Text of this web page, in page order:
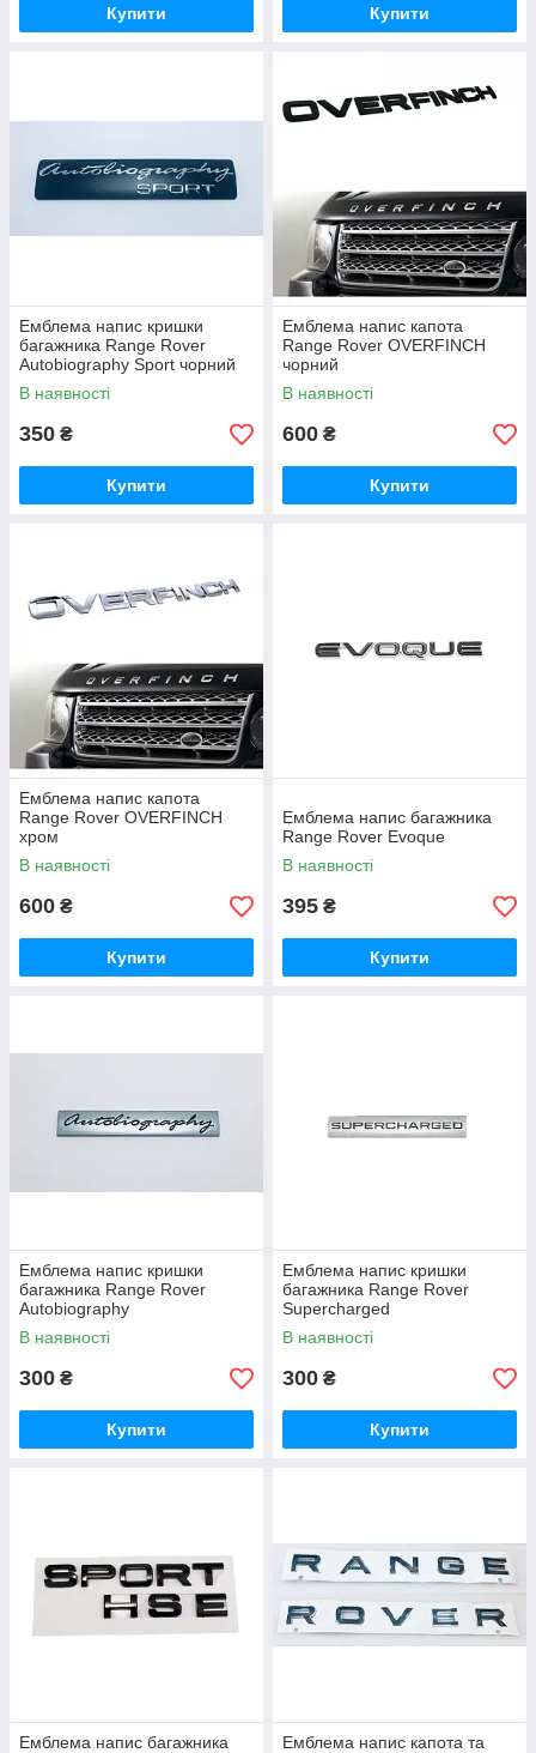
Купити Купити
Емблема напис кришки
багажника Range Rover
Autobiography Sport чорний
В наявності
350 ₴
Купити
Емблема напис капота
Range Rover OVERFINCH
чорний
В наявності
600 ₴
Купити
Емблема напис капота
Range Rover OVERFINCH
хром
В наявності
600 ₴
Купити
Емблема напис багажника
Range Rover Evoque
В наявності
395 ₴
Купити
Емблема напис кришки
багажника Range Rover
Autobiography
В наявності
300 ₴
Купити
Емблема напис кришки
багажника Range Rover
Supercharged
В наявності
300 ₴
Купити
Емблема напис багажника
Емблема напис капота та